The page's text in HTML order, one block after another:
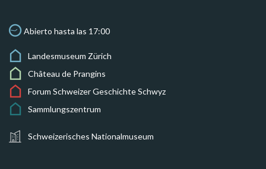
Abierto hasta las 17:00
Landesmuseum Zürich
Château de Prangins
Forum Schweizer Geschichte Schwyz
Sammlungszentrum
Schweizerisches Nationalmuseum